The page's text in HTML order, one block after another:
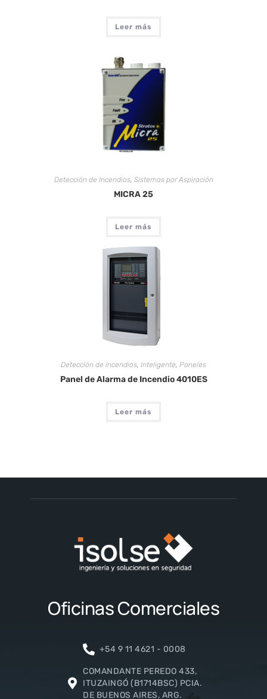
Leer más
Detección de Incendios, Sistemas por Aspiración
MICRA 25
Leer más
Detección de Incendios, Inteligente, Paneles
Panel de Alarma de Incendio 4010ES
Leer más
Oficinas Comerciales
+54 9 11 4621 - 0008
COMANDANTE PEREDO 433,
ITUZAINGÓ (B1714BSC) PCIA.
DE BUENOS AIRES, ARG.